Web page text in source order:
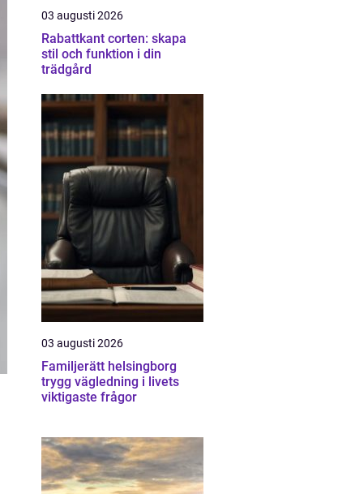
03 augusti 2026
Rabattkant corten: skapa
stil och funktion i din
trädgård
03 augusti 2026
Familjerätt helsingborg
trygg vägledning i livets
viktigaste frågor